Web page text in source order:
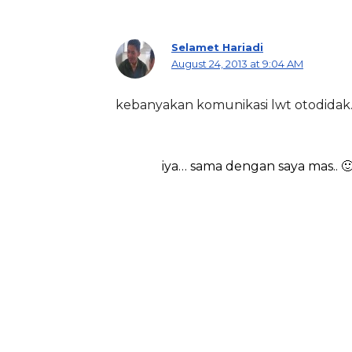
Selamet Hariadi
August 24, 2013 at 9:04 AM
kebanyakan komunikasi lwt
iya… sama dengan saya mas..